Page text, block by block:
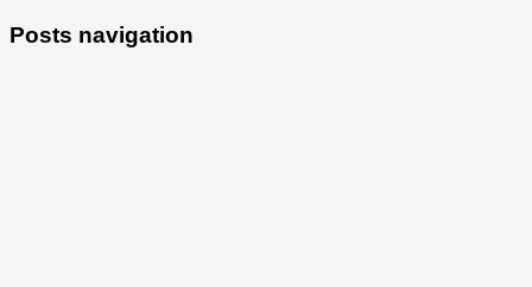
Posts navigation